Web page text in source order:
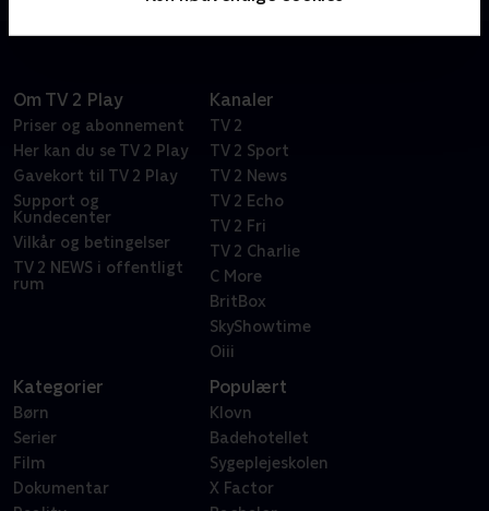
Om TV 2 Play
Priser og abonnement
Her kan du se TV 2 Play
Gavekort til TV 2 Play
Support og
Kundecenter
Vilkår og betingelser
TV 2 NEWS i offentligt
rum
Kanaler
TV 2
TV 2 Sport
TV 2 News
TV 2 Echo
TV 2 Fri
TV 2 Charlie
C More
BritBox
SkyShowtime
Oiii
Kategorier
Børn
Serier
Film
Dokumentar
Populært
Klovn
Badehotellet
Sygeplejeskolen
X Factor